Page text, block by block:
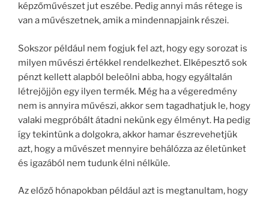
képzőművészet jut eszébe. Pedig annyi más rétege is
van a művészetnek, amik a mindennapjaink részei.
Sokszor például nem fogjuk fel azt, hogy egy sorozat is
milyen művészi értékkel rendelkezhet. Elképesztő sok
pénzt kellett alapból beleölni abba, hogy egyáltalán
létrejöjjön egy ilyen termék. Még ha a végeredmény
nem is annyira művészi, akkor sem tagadhatjuk le, hogy
valaki megpróbált átadni nekünk egy élményt. Ha pedig
így tekintünk a dolgokra, akkor hamar észrevehetjük
azt, hogy a művészet mennyire behálózza az életünket
és igazából nem tudunk élni nélküle.
Az előző hónapokban például azt is megtanultam, hogy